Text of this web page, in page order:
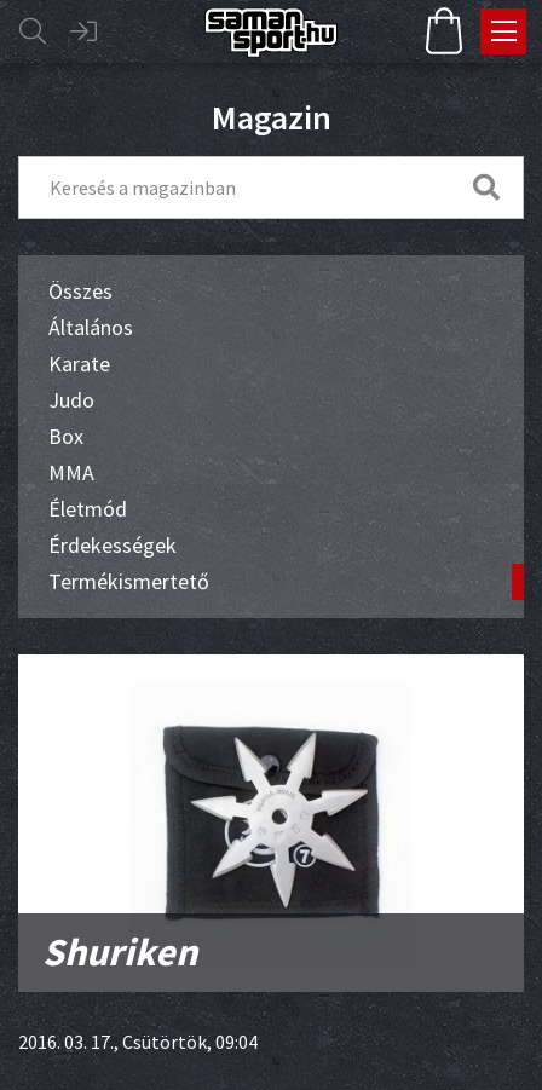
Magazin
Összes
Általános
Karate
Judo
Box
MMA
Életmód
Érdekességek
Termékismertető
Shuriken
2016. 03. 17., Csütörtök, 09:04